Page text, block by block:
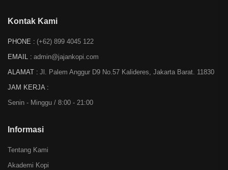
Kontak Kami
PHONE : (+62) 899 4045 122
EMAIL : admin@jajankopi.com
ALAMAT : Jl. Palem Anggur D9 No.57 Kalideres, Jakarta Barat. 11830
JAM KERJA :
Senin - Minggu / 8:00 - 21:00
Informasi
Tentang Kami
Akademi Kopi